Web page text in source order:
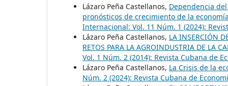
Lázaro Peña Castellanos, Dependencia
pronósticos de crecimiento de la
Internacional: Vol. 11 Núm. 1 (2024):
Lázaro Peña Castellanos, LA INSERCIÓN
RETOS PARA LA AGROINDUSTRIA DE LA
Vol. 1 Núm. 2 (2014): Revista Cubana de
Lázaro Peña Castellanos, La Crisis de la
Núm. 2 (2024): Revista Cubana de